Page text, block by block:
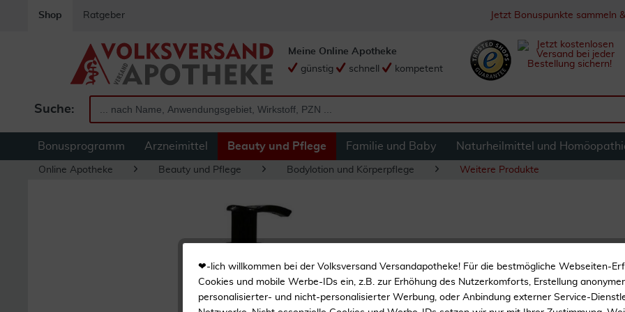
Shop Ratgeber Jetzt Bonuspunkte sammeln
Suche:
Meine Online Apotheke
günstig
schnell kompetent
Bonusprogramm Arzneimittel Beauty und Pflege Familie und Baby Naturheilmittel und
Online Apotheke Beauty und Pflege Bodylotion und Körperpflege Weitere Produkte
Zur Hautpflege
❤-lich willkommen bei der Volksversand Versandapotheke! Für die bestmögliche Webseiten-
Cookies und mobile Werbe-IDs ein, z.B. zur Erhöhung des Nutzerkomforts, Erstellung
personalisierter- und nicht-personalisierter Werbung, oder Anbindung externer Service-